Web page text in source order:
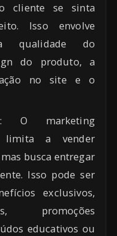
cliente se sinta
Isso envolve
qualidade do
do produto, a
no site e o
: O marketing
limita a vender
busca entregar
Isso pode ser
exclusivos,
promoções
educativos ou